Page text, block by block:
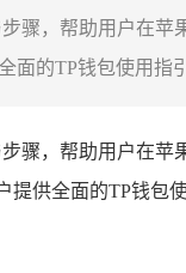
骤，帮助用户在苹
面的TP钱包使用指
骤，帮助用户在苹
供全面的TP钱包